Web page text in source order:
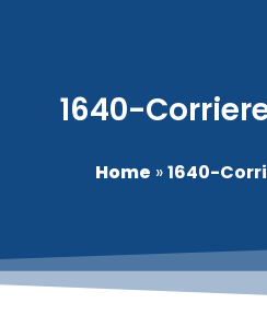
1640-
Home »1640-